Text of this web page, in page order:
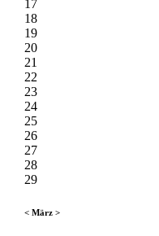
17
18
19
20
21
22
23
24
25
26
27
28
29
< März >